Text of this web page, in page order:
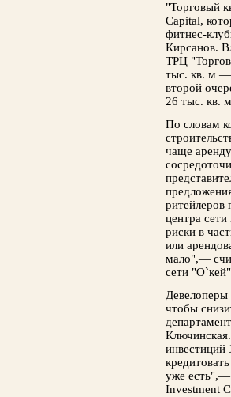
"Торговый
Capital,
фитнес-
Кирсанов.
ТРЦ
тыс. кв. м —
второй
26 тыс. кв.
По словам
чаще
ритейлеров
центра
риски в
или
мало",—
сети
Девелоперы
чтобы
инвестиций
уже есть",—
Investment